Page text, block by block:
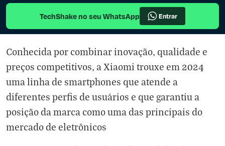
TechShake no seu WhatsApp Entrar
Conhecida por combinar inovação, qualidade e
preços competitivos, a Xiaomi trouxe em 2024
uma linha de smartphones que atende a
diferentes perfis de usuários e que garantiu a
posição da marca como uma das principais do
mercado de eletrônicos